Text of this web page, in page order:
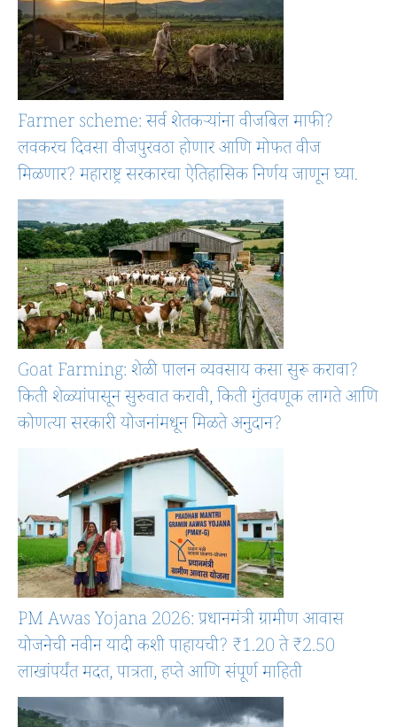
Farmer scheme: सर्व शेतकऱ्यांना वीजबिल माफी?
लवकरच दिवसा वीजपुरवठा होणार आणि मोफत वीज
मिळणार? महाराष्ट्र सरकारचा ऐतिहासिक निर्णय जाणून घ्या.
Goat Farming: शेळी पालन व्यवसाय कसा सुरू करावा?
किती शेळ्यांपासून सुरुवात करावी, किती गुंतवणूक लागते आणि
कोणत्या सरकारी योजनांमधून मिळते अनुदान?
PM Awas Yojana 2026: प्रधानमंत्री ग्रामीण आवास
योजनेची नवीन यादी कशी पाहायची? ₹1.20 ते ₹2.50
लाखांपर्यंत मदत, पात्रता, हप्ते आणि संपूर्ण माहिती